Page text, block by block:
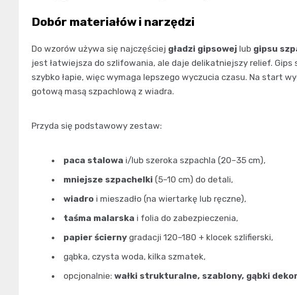
Dobór materiałów i narzędzi
Do wzorów używa się najczęściej gładzi gipsowej lub gipsu
jest łatwiejsza do szlifowania, ale daje delikatniejszy relief.
szybko łapie, więc wymaga lepszego wyczucia czasu. Na start
gotową masą szpachlową z wiadra.
Przyda się podstawowy zestaw:
paca stalowa i/lub szeroka szpachla (20–35 cm),
mniejsze szpachelki (5–10 cm) do detali,
wiadro i mieszadło (na wiertarkę lub ręczne),
taśma malarska i folia do zabezpieczenia,
papier ścierny gradacji 120–180 + klocek szlifierski,
gąbka, czysta woda, kilka szmatek,
opcjonalnie: wałki strukturalne, szablony, gąbki